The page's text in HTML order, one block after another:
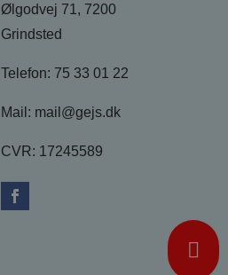
Ølgodvej 71, 7200
Grindsted
Telefon: 75 33 01 22
Mail: mail@gejs.dk
CVR: 17245589
